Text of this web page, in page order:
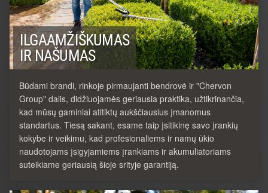
ILGAAMŽIŠKUMAS
IR NAŠUMAS
Būdami brandi, rinkoje pirmaujanti bendrovė ir "Chervon
Group" dalis, didžiuojamės geriausia praktika, užtikrinančia,
kad mūsų gaminiai atitiktų aukščiausius įmanomus
standartus. Tiesą sakant, esame taip įsitikinę savo įrankių
kokybe ir veikimu, kad profesionaliems ir namų ūkio
naudotojams įsigyjamiems įrankiams ir akumuliatoriams
suteikiame geriausią šioje srityje garantiją.